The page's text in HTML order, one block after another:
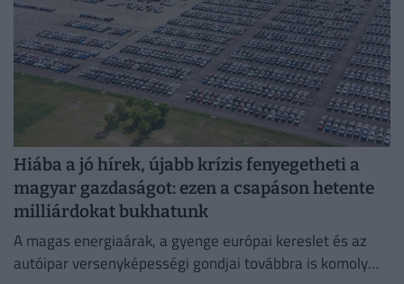
Hiába a jó hírek, újabb krízis fenyegetheti a
magyar gazdaságot: ezen a csapáson hetente
milliárdokat bukhatunk
A magas energiaárak, a gyenge európai kereslet és az
autóipar versenyképességi gondjai továbbra is komoly